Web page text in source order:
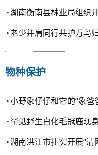
老少并肩同行共护万鸟
物种保护
小野象仔仔和它的“象爸
罕见野生白化毛冠鹿现